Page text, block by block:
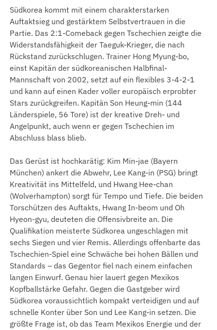
Südkorea kommt mit einem charakterstarken
Auftaktsieg und gestärktem Selbstvertrauen in die
Partie. Das 2:1-Comeback gegen Tschechien zeigte die
Widerstandsfähigkeit der Taeguk-Krieger, die nach
Rückstand zurückschlugen. Trainer Hong Myung-bo,
einst Kapitän der südkoreanischen Halbfinal-
Mannschaft von 2002, setzt auf ein flexibles 3-4-2-1
und kann auf einen Kader voller europäisch erprobter
Stars zurückgreifen. Kapitän Son Heung-min (144
Länderspiele, 56 Tore) ist der kreative Dreh- und
Angelpunkt, auch wenn er gegen Tschechien im
Abschluss blass blieb.
Das Gerüst ist hochkarätig: Kim Min-jae (Bayern
München) ankert die Abwehr, Lee Kang-in (PSG) bringt
Kreativität ins Mittelfeld, und Hwang Hee-chan
(Wolverhampton) sorgt für Tempo und Tiefe. Die beiden
Torschützen des Auftakts, Hwang In-beom und Oh
Hyeon-gyu, deuteten die Offensivbreite an. Die
Qualifikation meisterte Südkorea ungeschlagen mit
sechs Siegen und vier Remis. Allerdings offenbarte das
Tschechien-Spiel eine Schwäche bei hohen Bällen und
Standards – das Gegentor fiel nach einem einfachen
langen Einwurf. Genau hier lauert gegen Mexikos
Kopfballstärke Gefahr. Gegen die Gastgeber wird
Südkorea voraussichtlich kompakt verteidigen und auf
schnelle Konter über Son und Lee Kang-in setzen. Die
größte Frage ist, ob das Team Mexikos Energie und der